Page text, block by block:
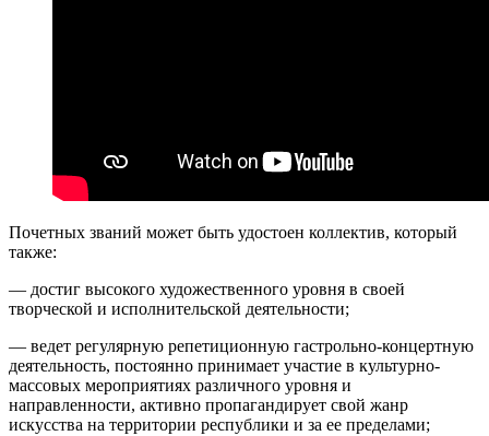
Почетных званий может быть удостоен коллектив, который
также:
— достиг высокого художественного уровня в своей
творческой и исполнительской деятельности;
— ведет регулярную репетиционную гастрольно-концертную
деятельность, постоянно принимает участие в культурно-
массовых мероприятиях различного уровня и
направленности, активно пропагандирует свой жанр
искусства на территории республики и за ее пределами;